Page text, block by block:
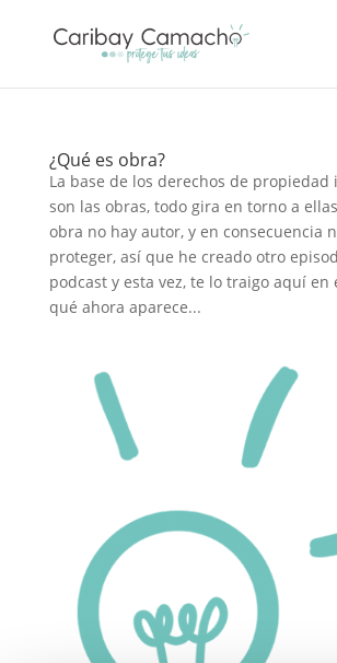
¿Qué es obra?
La base de los derechos de propiedad
son las obras, todo gira en torno a
obra no hay autor, y en consecuencia
proteger, así que he creado otro
podcast y esta vez, te lo traigo aquí en
qué ahora aparece...